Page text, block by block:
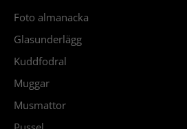
Foto almanacka
Glasunderlägg
Kuddfodral
Muggar
Musmattor